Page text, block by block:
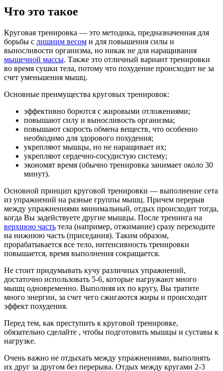
Что это такое
Круговая тренировка — это методика, предназначенная для
борьбы с лишним весом и для повышения силы и
выносливости организма, но никак не для наращивания
мышечной массы. Также это отличный вариант тренировки
во время сушки тела, потому что похудение происходит не за
счет уменьшения мышц.
Основные преимущества круговых тренировок:
эффективно борются с жировыми отложениями;
повышают силу и выносливость организма;
повышают скорость обмена веществ, что особенно
необходимо для здорового похудения;
укрепляют мышцы, но не наращивает их;
укрепляют сердечно-сосудистую систему;
экономят время (обычно тренировка занимает около 30
минут).
Основной принцип круговой тренировки — выполнение сета
из упражнений на разные группы мышц. Причем перерыв
между упражнениями минимальный, отдых происходит тогда,
когда Вы задействуете другие мышцы. После тренинга на
верхнюю часть тела (например, отжимание) сразу переходите
на нижнюю часть (приседания). Таким образом,
прорабатывается все тело, интенсивность тренировки
повышается, время выполнения сокращается.
Не стоит придумывать кучу различных упражнений,
достаточно использовать 5-6, которые нагружают много
мышц одновременно. Выполняя их по кругу, Вы тратите
много энергии, за счет чего сжигаются жиры и происходит
эффект похудения.
Перед тем, как преступить к круговой тренировке,
обязательно сделайте , чтобы подготовить мышцы и суставы к
нагрузке.
Очень важно не отдыхать между упражнениями, выполнять
их друг за другом без перерыва. Отдых между кругами 2-3